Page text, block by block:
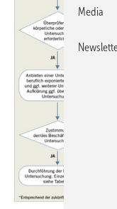
Media